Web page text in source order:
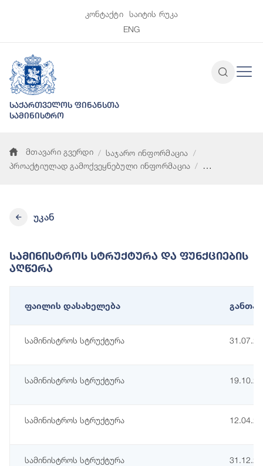
კონტაქტი
საიტის რუკა
ENG
საქართველოს ფინანსთა
სამინისტრო
მთავარი გვერდი
საჯარო ინფორმაცია
პროაქტიულად გამოქვეყნებული ინფორმაცია
უკან
Სამინისტროს Სტრუქტურა Და Ფუნქციების
Აღწერა
ფაილის დასახელება
სამინისტროს სტრუქტურა
სამინისტროს სტრუქტურა
სამინისტროს სტრუქტურა
სამინისტროს სტრუქტურა